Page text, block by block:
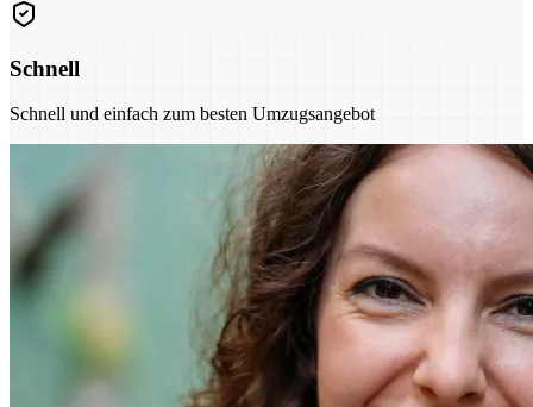
Schnell
Schnell und einfach zum besten Umzugsangebot